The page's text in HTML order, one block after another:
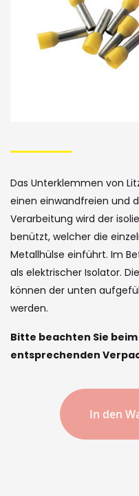
to
the
beginning
of
the
images
gallery
Das Unterklemmen von
einen einwandfreien und
Verarbeitung wird der
benützt, welcher die
Metallhülse einführt. Im
als elektrischer Isolator.
können der unten
werden.
Bitte beachten Sie
entsprechenden
In den